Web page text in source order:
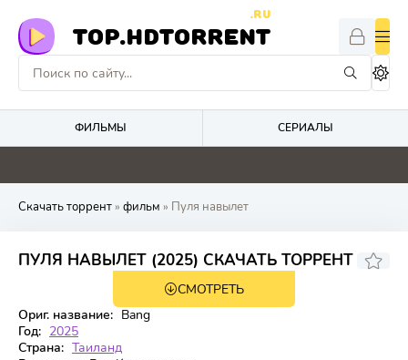
TOP.HDTORRENT
.RU
ФИЛЬМЫ СЕРИАЛЫ
0 0 0 0
Скачать торрент» фильм » Пуля навылет
ПУЛЯ НАВЫЛЕТ (2025) СКАЧАТЬ ТОРРЕНТ
4.5
СМОТРЕТЬ
Ориг. название: Bang
Год: 2025
Страна: Таиланд